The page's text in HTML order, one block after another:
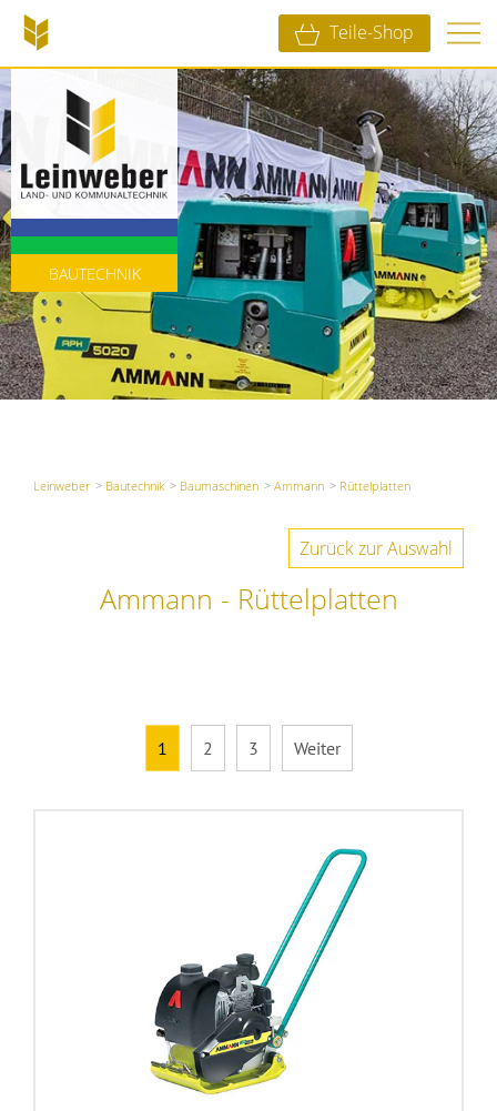
Teile-Shop
LANDTECHNIK
KOMMUNALTECHNIK
BAUTECHNIK
Leinweber Bautechnik Baumaschinen Ammann Rüttelplatten
Zurück zur Auswahl
Ammann - Rüttelplatten
1 2 3 Weiter